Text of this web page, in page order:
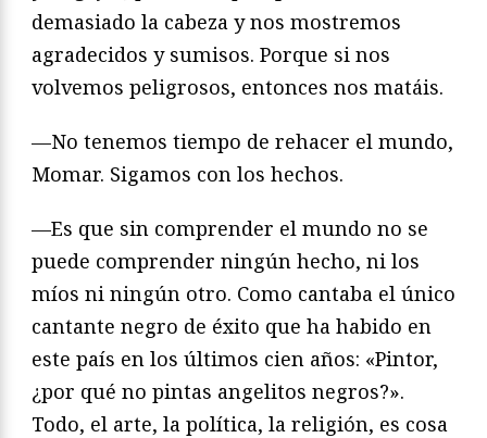
demasiado la cabeza y nos mostremos
agradecidos y sumisos. Porque si nos
volvemos peligrosos, entonces nos matáis.
—No tenemos tiempo de rehacer el mundo,
Momar. Sigamos con los hechos.
—Es que sin comprender el mundo no se
puede comprender ningún hecho, ni los
míos ni ningún otro. Como cantaba el único
cantante negro de éxito que ha habido en
este país en los últimos cien años: «Pintor,
¿por qué no pintas angelitos negros?».
Todo, el arte, la política, la religión, es cosa